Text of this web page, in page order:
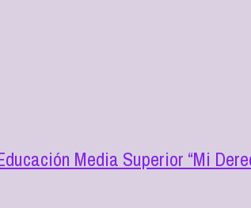
Media Superior “Mi